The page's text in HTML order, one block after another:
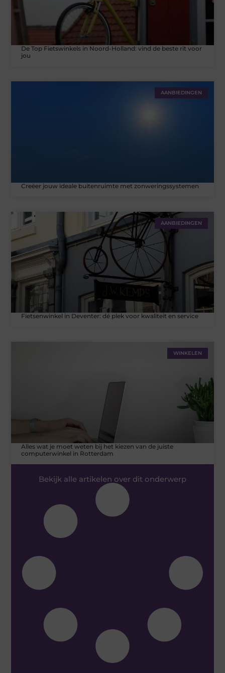
De Top Fietswinkels in Noord-Holland: vind de beste rit voor
jou
AANBIEDINGEN
Creëer jouw ideale buitenruimte met zonweringssystemen
AANBIEDINGEN
Fietsenwinkel in Deventer: dé plek voor kwaliteit en service
WINKELEN
Alles wat je moet weten bij het kiezen van de juiste
computerwinkel in Rotterdam
Bekijk alle artikelen over dit onderwerp